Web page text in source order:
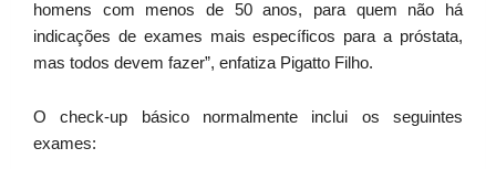
homens com menos de 50 anos, para quem não há
indicações de exames mais específicos para a próstata,
mas todos devem fazer”, enfatiza Pigatto Filho.
O check-up básico normalmente inclui os seguintes
exames: